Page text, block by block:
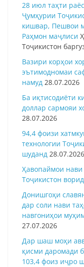
28 июл таҳти
Ҷумҳурии
кишвар, Пешвои
Раҳмон маҷлиси
Тоҷикистон
Вазири корҳои
эътимодномаи
намуд 28.07.2026
Ба иқтисодиёти
доллар сармояи
28.07.2026
94,4 фоизи
технологии
шуданд 28.07.2026
Ҳавопаймои нави
Тоҷикистон
Донишгоҳи
дар соли нави
навгониҳои
27.07.2026
Дар шаш моҳи
қисми даромади
103,4 фоиз иҷро